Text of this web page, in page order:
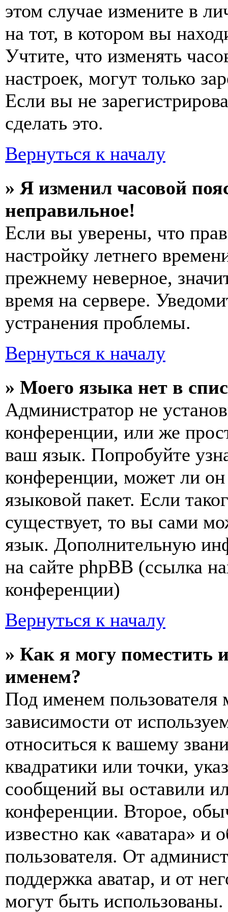
этом случае измените в
на тот, в котором вы
Учтите, что изменять
настроек, могут только
Если вы не
сделать это.
Вернуться к началу
» Я изменил часовой
неправильное!
Если вы уверены, что
настройку летнего
прежнему неверное,
время на сервере.
устранения проблемы.
Вернуться к началу
» Моего языка нет в
Администратор не
конференции, или же
ваш язык. Попробуйте
конференции, может ли
языковой пакет. Если
существует, то вы сами
язык. Дополнительную
на сайте phpBB (ссылка
конференции)
Вернуться к началу
» Как я могу поместить
именем?
Под именем
зависимости от
относиться к вашему
квадратики или точки,
сообщений вы оставили
конференции. Второе,
известно как «аватара» и
пользователя. От
поддержка аватар, и от
могут быть